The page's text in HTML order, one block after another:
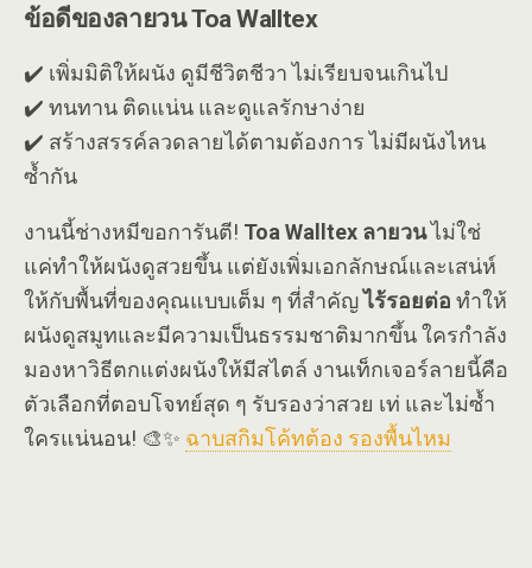
ข้อดีของลายวน Toa Walltex
✔️ เพิ่มมิติให้ผนัง ดูมีชีวิตชีวา ไม่เรียบจนเกินไป
✔️ ทนทาน ติดแน่น และดูแลรักษาง่าย
✔️ สร้างสรรค์ลวดลายได้ตามต้องการ ไม่มีผนังไหน
ซ้ำกัน
งานนี้ช่างหมีขอการันตี! Toa Walltex ลายวนไม่ใช่
แค่ทำให้ผนังดูสวยขึ้น แต่ยังเพิ่มเอกลักษณ์และเสน่ห์
ให้กับพื้นที่ของคุณแบบเต็ม ๆ ที่สำคัญไร้รอยต่อ ทำให้
ผนังดูสมูทและมีความเป็นธรรมชาติมากขึ้น ใครกำลัง
มองหาวิธีตกแต่งผนังให้มีสไตล์ งานเท็กเจอร์ลายนี้คือ
ตัวเลือกที่ตอบโจทย์สุด ๆ รับรองว่าสวย เท่ และไม่ซ้ำ
ใครแน่นอน! 🎨✨ ฉาบสกิมโค้ทต้อง รองพื้นไหม